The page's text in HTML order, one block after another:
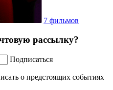
7 фильмов
рассылку?
Подписаться
о предстоящих событиях